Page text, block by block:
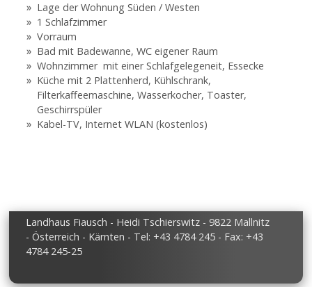
Lage der Wohnung Süden / Westen
1 Schlafzimmer
Vorraum
Bad mit Badewanne, WC eigener Raum
Wohnzimmer mit einer Schlafgelegeneit, Essecke
Küche mit 2 Plattenherd, Kühlschrank,
Filterkaffeemaschine, Wasserkocher, Toaster,
Geschirrspüler
Kabel-TV, Internet WLAN (kostenlos)
Landhaus Fiausch - Heidi Tschierswitz - 9822 Mallnitz
- Österreich - Kärnten - Tel: +43 4784 245 - Fax: +43
4784 245-25